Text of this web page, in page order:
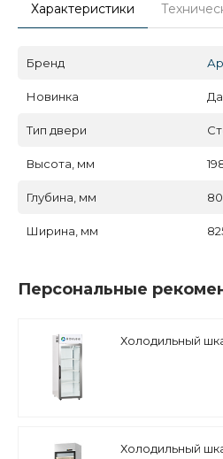
Характеристики
Бренд
Новинка Да
Тип двери
Высота, мм
Глубина, мм
Ширина, мм
Персональные
Холодильный
Холодильный